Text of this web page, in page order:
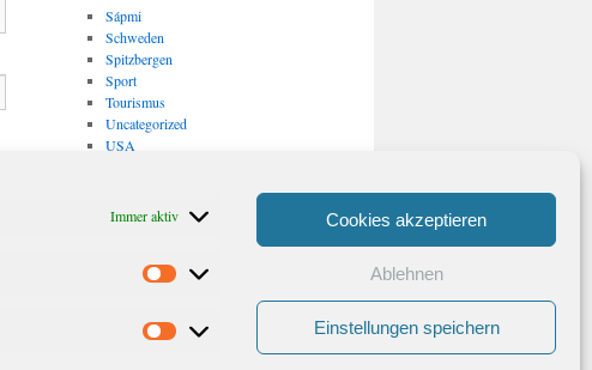
Immer aktiv
Statistiken
Marketing
Cookies akzeptieren
Ablehnen
Einstellungen speichern
Sápmi
Schweden
Spitzbergen
Sport
Tourismus
Uncategorized
USA
Wirtschaft